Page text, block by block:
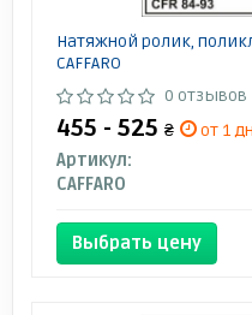
Натяжной ролик,
CAFFARO
0 отзывов
455 - 525 ₴
от 1
Артикул:
CAFFARO
Выбрать цену